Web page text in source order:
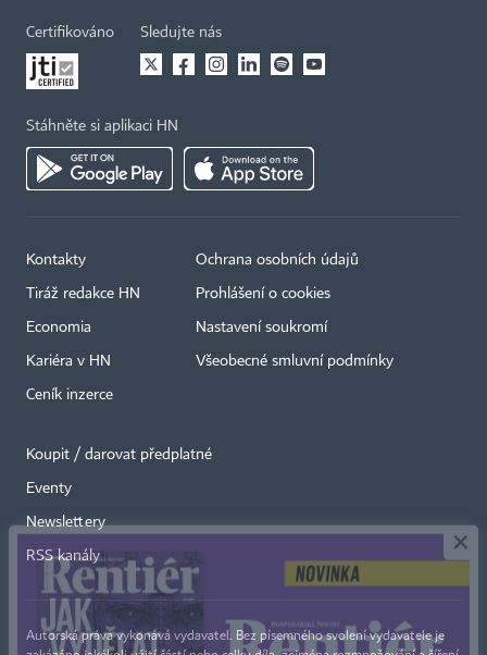
Certifikováno Sledujte nás
Stáhněte si aplikaci HN
Kontakty
Tiráž redakce HN
Economia
Kariéra v HN
Ceník inzerce
Ochrana osobních údajů
Prohlášení o cookies
Nastavení soukromí
Všeobecné smluvní podmínky
Koupit / darovat předplatné
Eventy
Newslettery
RSS kanály
Autorská práva vykonává vydavatel. Bez písemného svolení vydavatele je